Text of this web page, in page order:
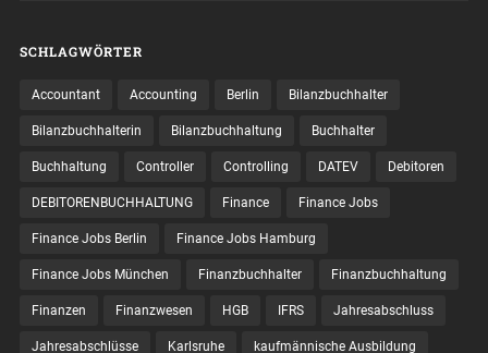
SCHLAGWÖRTER
Accountant Accounting Berlin Bilanzbuchhalter
Bilanzbuchhalterin Bilanzbuchhaltung Buchhalter
Buchhaltung Controller Controlling DATEV Debitoren
DEBITORENBUCHHALTUNG Finance Finance Jobs
Finance Jobs Berlin Finance Jobs Hamburg
Finance Jobs München Finanzbuchhalter Finanzbuchhaltung
Finanzen Finanzwesen HGB IFRS Jahresabschluss
Jahresabschlüsse Karlsruhe kaufmännische Ausbildung